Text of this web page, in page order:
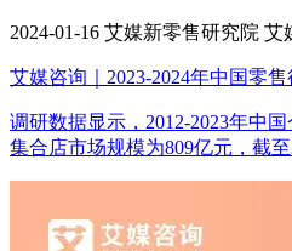
2024-01-16 艾媒新零售研究院 艾
艾媒咨询｜2023-2024年中国零
调研数据显示，2012-2023年中
集合店市场规模为809亿元，截